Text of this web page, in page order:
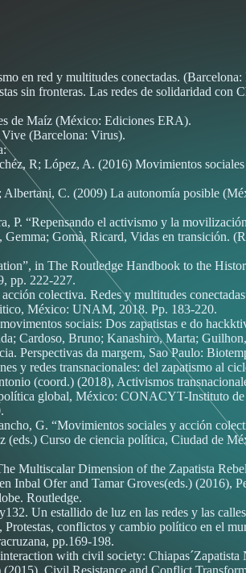
en red y multitudes conectadas.
sin fronteras. Las redes de solidaridad con
de Maíz (México: Ediciones ERA).
(Barcelona: Virus).
R; López, A. (2016) Movimientos
C. (2009) La autonomía posible
P. “Repensando el activismo y la
Gemma; Gomà, Ricard, Vidas en transición.
in The Routledge Handbook to the
pp. 222-227.
colectiva. Redes y multitudes
México: UNAM, 2018. Pp. 183-220.
sociais: Dos zapatistas e do
Cardoso, Bruno; Kanashiro, Marta;
Perspectivas da margem, Sao Paulo:
y redes transnacionales: del zapatismo al
(coord.) (2018), Activismos
global, México: CONACYT-Instituto
G. “Movimientos sociales y acción
(eds.) Curso de ciencia política, Ciudad de
Multiscalar Dimension of the Zapatista
Inbal Ofer and Tamar Groves(eds.) (2016),
Routledge.
Un estallido de luz en las redes y las
conflictos y cambio político en el
pp.169-198.
with civil society:
Civil Resistance and Conflict